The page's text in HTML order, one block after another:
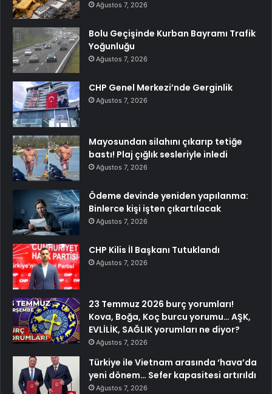
Ağustos 7, 2026
Bolu Geçişinde Kurban Bayramı Trafik
Yoğunluğu
Ağustos 7, 2026
CHP Genel Merkezi’nde Gerginlik
Ağustos 7, 2026
Mayosundan silahını çıkarıp tetiğe
bastı! Plaj çığlık sesleriyle inledi
Ağustos 7, 2026
Ödeme devinde yeniden yapılanma:
Binlerce kişi işten çıkartılacak
Ağustos 7, 2026
CHP Kilis İl Başkanı Tutuklandı
Ağustos 7, 2026
23 Temmuz 2026 burç yorumları!
Kova, Boğa, Koç burcu yorumu… AŞK,
EVLİLİK, SAĞLIK yorumları ne diyor?
Ağustos 7, 2026
Türkiye ile Vietnam arasında ‘hava’da
yeni dönem… Sefer kapasitesi artırıldı
Ağustos 7, 2026